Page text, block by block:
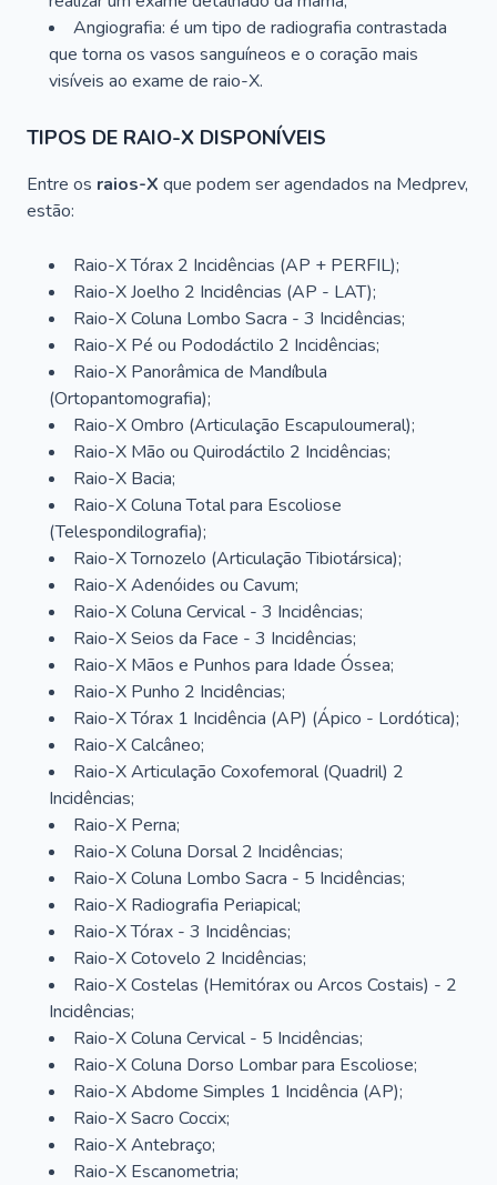
Angiografia: é um tipo de radiografia contrastada
que torna os vasos sanguíneos e o coração mais
visíveis ao exame de raio-X.
TIPOS DE RAIO-X DISPONÍVEIS
Entre os raios-X que podem ser agendados na Medprev,
estão:
Raio-X Tórax 2 Incidências (AP + PERFIL);
Raio-X Joelho 2 Incidências (AP - LAT);
Raio-X Coluna Lombo Sacra - 3 Incidências;
Raio-X Pé ou Pododáctilo 2 Incidências;
Raio-X Panorâmica de Mandíbula
(Ortopantomografia);
Raio-X Ombro (Articulação Escapuloumeral);
Raio-X Mão ou Quirodáctilo 2 Incidências;
Raio-X Bacia;
Raio-X Coluna Total para Escoliose
(Telespondilografia);
Raio-X Tornozelo (Articulação Tibiotársica);
Raio-X Adenóides ou Cavum;
Raio-X Coluna Cervical - 3 Incidências;
Raio-X Seios da Face - 3 Incidências;
Raio-X Mãos e Punhos para Idade Óssea;
Raio-X Punho 2 Incidências;
Raio-X Tórax 1 Incidência (AP) (Ápico - Lordótica);
Raio-X Calcâneo;
Raio-X Articulação Coxofemoral (Quadril) 2
Incidências;
Raio-X Perna;
Raio-X Coluna Dorsal 2 Incidências;
Raio-X Coluna Lombo Sacra - 5 Incidências;
Raio-X Radiografia Periapical;
Raio-X Tórax - 3 Incidências;
Raio-X Cotovelo 2 Incidências;
Raio-X Costelas (Hemitórax ou Arcos Costais) - 2
Incidências;
Raio-X Coluna Cervical - 5 Incidências;
Raio-X Coluna Dorso Lombar para Escoliose;
Raio-X Abdome Simples 1 Incidência (AP);
Raio-X Sacro Coccix;
Raio-X Antebraço;
Raio-X Escanometria;